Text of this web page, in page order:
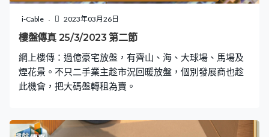
i-Cable 2023年03月26日
樓盤傳真 25/3/2023 第二節
網上樓傳：過億豪宅放盤，有齊山、海、大球場、馬場及
煙花景。不只二手業主趁市況回暖放盤，個別發展商也趁
此機會，把大碼盤轉租為賣。